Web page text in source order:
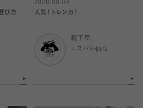
び方
2026.08.04
人気！トレンカ！
靴下屋
エスパル仙台